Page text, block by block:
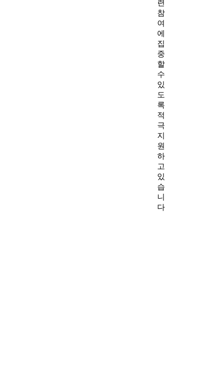
련
참
여
에
집
중
할
수
있
도
록
적
극
지
원
하
고
있
습
니
다